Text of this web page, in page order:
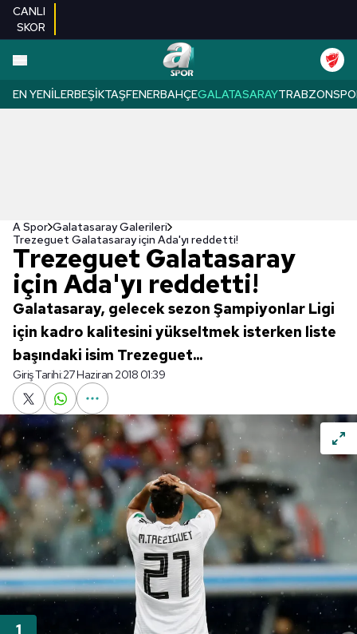
CANLI
SKOR
EN YENILERBEŞIKTAŞFENERBAHÇEGALATASARAY
A Spor Galatasaray Galerileri
Trezeguet Galatasaray için Ada'yı reddetti!
Trezeguet Galatasaray
için Ada'yı reddetti!
Galatasaray, gelecek sezon Şampiyonlar Ligi
için kadro kalitesini yükseltmek isterken liste
başındaki isim Trezeguet...
Giriş Tarihi:27 Haziran 2018 01:39